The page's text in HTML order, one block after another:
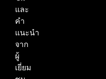
และ
คำ
แนะนำ
จาก
ผู้
เยี่ยม